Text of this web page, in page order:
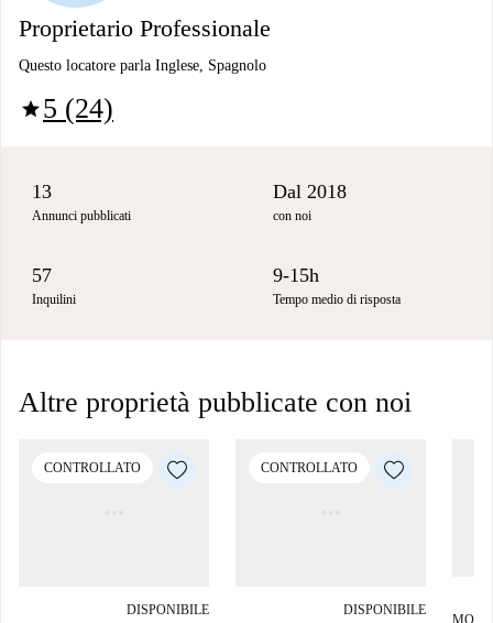
Proprietario Professionale
Questo locatore parla Inglese, Spagnolo
star5 (24)
13
Annunci pubblicati
Dal 2018
con noi
57
Inquilini
9-15h
Tempo medio di risposta
Altre proprietà pubblicate con noi
CONTROLLATO
DISPONIBILE
CONTROLLATO
DISPONIBILE